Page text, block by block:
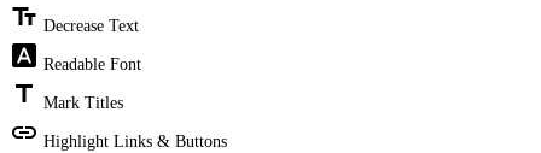
text_fields Decrease Text
font_download Readable Font
title Mark Titles
link Highlight Links & Buttons